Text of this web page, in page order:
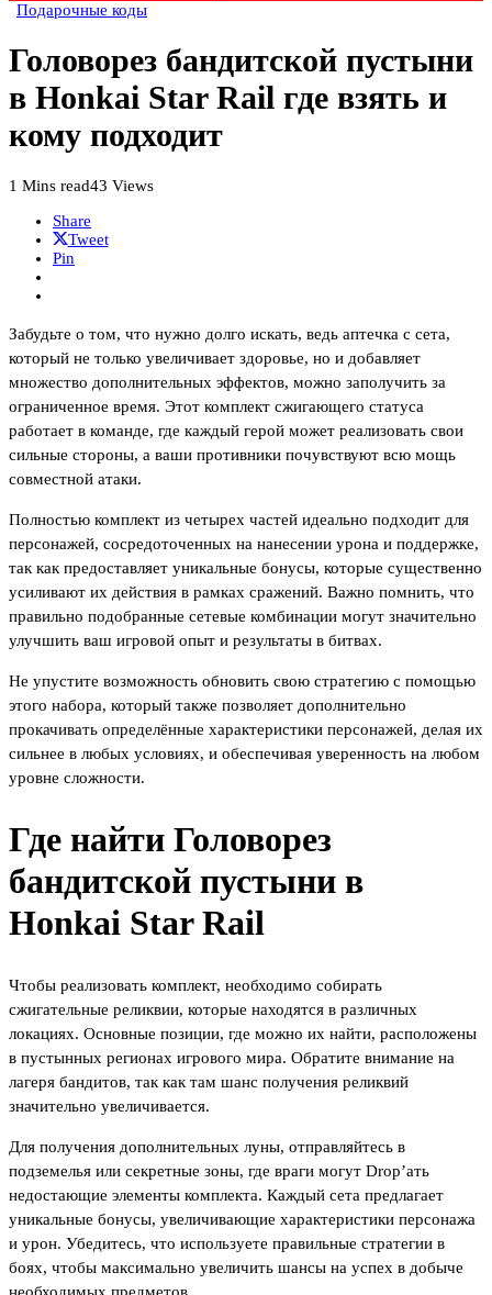
Подарочные коды
Головорез бандитской пустыни
в Honkai Star Rail где взять и
кому подходит
1 Mins read43 Views
Share
Tweet
Pin
Забудьте о том, что нужно долго искать, ведь аптечка с сета,
который не только увеличивает здоровье, но и добавляет
множество дополнительных эффектов, можно заполучить за
ограниченное время. Этот комплект сжигающего статуса
работает в команде, где каждый герой может реализовать свои
сильные стороны, а ваши противники почувствуют всю мощь
совместной атаки.
Полностью комплект из четырех частей идеально подходит для
персонажей, сосредоточенных на нанесении урона и поддержке,
так как предоставляет уникальные бонусы, которые существенно
усиливают их действия в рамках сражений. Важно помнить, что
правильно подобранные сетевые комбинации могут значительно
улучшить ваш игровой опыт и результаты в битвах.
Не упустите возможность обновить свою стратегию с помощью
этого набора, который также позволяет дополнительно
прокачивать определённые характеристики персонажей, делая их
сильнее в любых условиях, и обеспечивая уверенность на любом
уровне сложности.
Где найти Головорез
бандитской пустыни в
Honkai Star Rail
Чтобы реализовать комплект, необходимо собирать
сжигательные реликвии, которые находятся в различных
локациях. Основные позиции, где можно их найти, расположены
в пустынных регионах игрового мира. Обратите внимание на
лагеря бандитов, так как там шанс получения реликвий
значительно увеличивается.
Для получения дополнительных луны, отправляйтесь в
подземелья или секретные зоны, где враги могут Drop’ать
недостающие элементы комплекта. Каждый сета предлагает
уникальные бонусы, увеличивающие характеристики персонажа
и урон. Убедитесь, что используете правильные стратегии в
боях, чтобы максимально увеличить шансы на успех в добыче
необходимых предметов.